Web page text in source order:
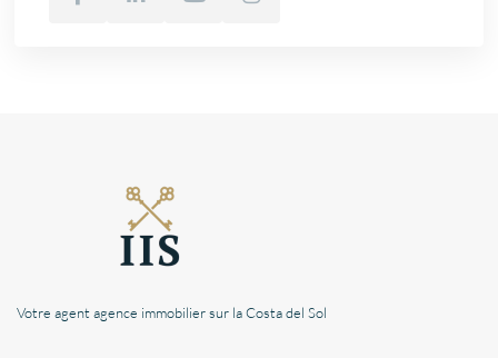
Votre agent agence immobilier sur la Costa del Sol